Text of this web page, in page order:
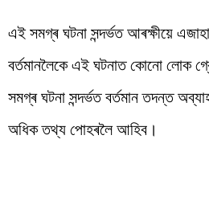
এই সমগ্ৰ ঘটনা সন্দৰ্ভত আৰক্ষীয়ে
বৰ্তমানলৈকে এই ঘটনাত কোনো লোক
সমগ্ৰ ঘটনা সন্দৰ্ভত বৰ্তমান তদন্ত
অধিক তথ্য পোহৰলৈ আহিব।